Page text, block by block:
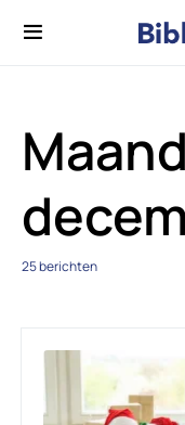
25 berichten